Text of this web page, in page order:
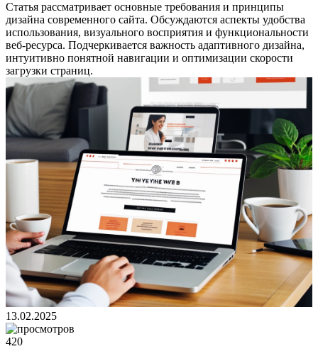
Статья рассматривает основные требования и принципы
дизайна современного сайта. Обсуждаются аспекты удобства
использования, визуального восприятия и функциональности
веб-ресурса. Подчеркивается важность адаптивного дизайна,
интуитивно понятной навигации и оптимизации скорости
загрузки страниц.
13.02.2025
420